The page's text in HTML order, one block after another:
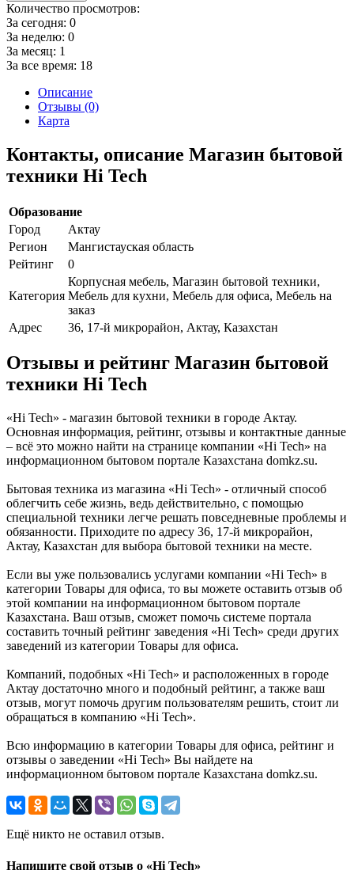
Количество просмотров:
За сегодня: 0
За неделю: 0
За месяц: 1
За все время: 18
Описание
Отзывы (0)
Карта
Контакты, описание Магазин бытовой
техники Hi Tech
Образование
Город
Актау
Регион
Мангистауская область
Рейтинг
0
Категория
Корпусная мебель, Магазин бытовой техники,
Мебель для кухни, Мебель для офиса, Мебель на
заказ
Адрес
36, 17-й микрорайон, Актау, Казахстан
Отзывы и рейтинг Магазин бытовой
техники Hi Tech
«Hi Tech» - магазин бытовой техники в городе Актау.
Основная информация, рейтинг, отзывы и контактные данные
– всё это можно найти на странице компании «Hi Tech» на
информационном бытовом портале Казахстана domkz.su.
Бытовая техника из магазина «Hi Tech» - отличный способ
облегчить себе жизнь, ведь действительно, с помощью
специальной техники легче решать повседневные проблемы и
обязанности. Приходите по адресу 36, 17-й микрорайон,
Актау, Казахстан для выбора бытовой техники на месте.
Если вы уже пользовались услугами компании «Hi Tech» в
категории Товары для офиса, то вы можете оставить отзыв об
этой компании на информационном бытовом портале
Казахстана. Ваш отзыв, сможет помочь системе портала
составить точный рейтинг заведения «Hi Tech» среди других
заведений из категории Товары для офиса.
Компаний, подобных «Hi Tech» и расположенных в городе
Актау достаточно много и подобный рейтинг, а также ваш
отзыв, могут помочь другим пользователям решить, стоит ли
обращаться в компанию «Hi Tech».
Всю информацию в категории Товары для офиса, рейтинг и
отзывы о заведении «Hi Tech» Вы найдете на
информационном бытовом портале Казахстана domkz.su.
Ещё никто не оставил отзыв.
Напишите свой отзыв о «Hi Tech»